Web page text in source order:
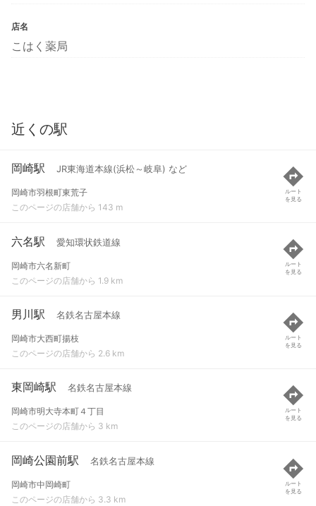
店名
こはく薬局
近くの駅
岡崎駅 JR東海道本線(浜松～岐阜) など
岡崎市羽根町東荒子
このページの店舗から 143 m
ルート
を見る
六名駅 愛知環状鉄道線
岡崎市六名新町
このページの店舗から 1.9 km
ルート
を見る
男川駅 名鉄名古屋本線
岡崎市大西町揚枝
このページの店舗から 2.6 km
ルート
を見る
東岡崎駅 名鉄名古屋本線
岡崎市明大寺本町４丁目
このページの店舗から 3 km
ルート
を見る
岡崎公園前駅 名鉄名古屋本線
岡崎市中岡崎町
このページの店舗から 3.3 km
ルート
を見る